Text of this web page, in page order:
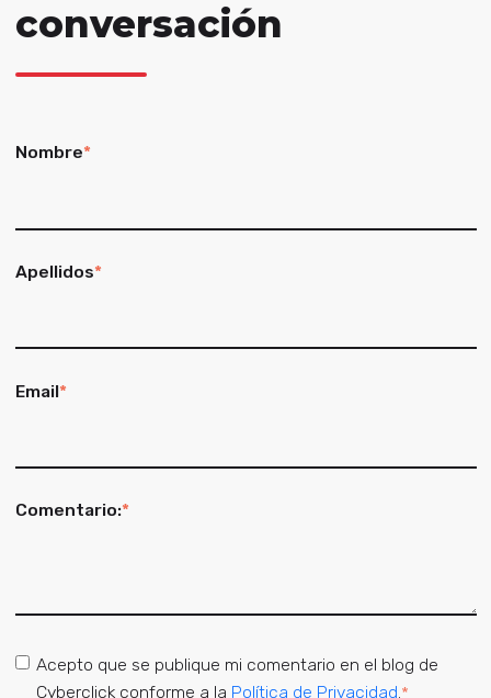
conversación
Nombre*
Apellidos*
Email*
Comentario:*
Acepto que se publique mi comentario en el blog de
Cyberclick conforme a la Política de Privacidad.*